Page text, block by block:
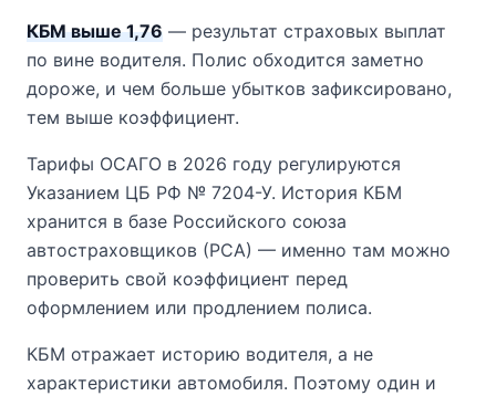
КБМ выше 1,76 — результат страховых выплат
по вине водителя. Полис обходится заметно
дороже, и чем больше убытков зафиксировано,
тем выше коэффициент.
Тарифы ОСАГО в 2026 году регулируются
Указанием ЦБ РФ № 7204-У. История КБМ
хранится в базе Российского союза
автостраховщиков (РСА) — именно там можно
проверить свой коэффициент перед
оформлением или продлением полиса.
КБМ отражает историю водителя, а не
характеристики автомобиля. Поэтому один и